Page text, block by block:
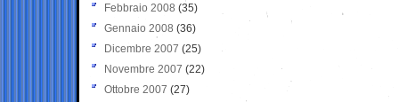
Febbraio 2008 (35)
Gennaio 2008 (36)
Dicembre 2007 (25)
Novembre 2007 (22)
Ottobre 2007 (27)